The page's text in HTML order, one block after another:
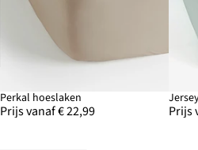
Perkal hoeslaken
Prijs vanaf € 22,99 Prijs